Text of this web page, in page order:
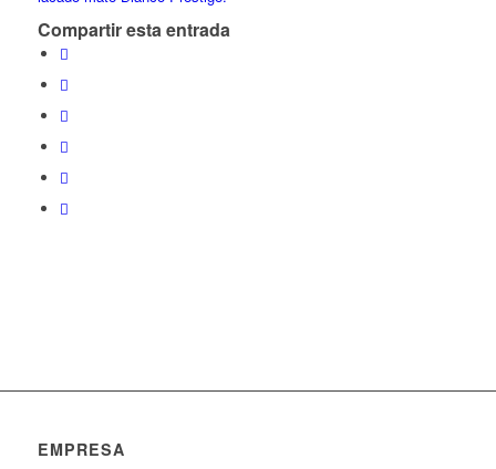
Compartir esta entrada
EMPRESA